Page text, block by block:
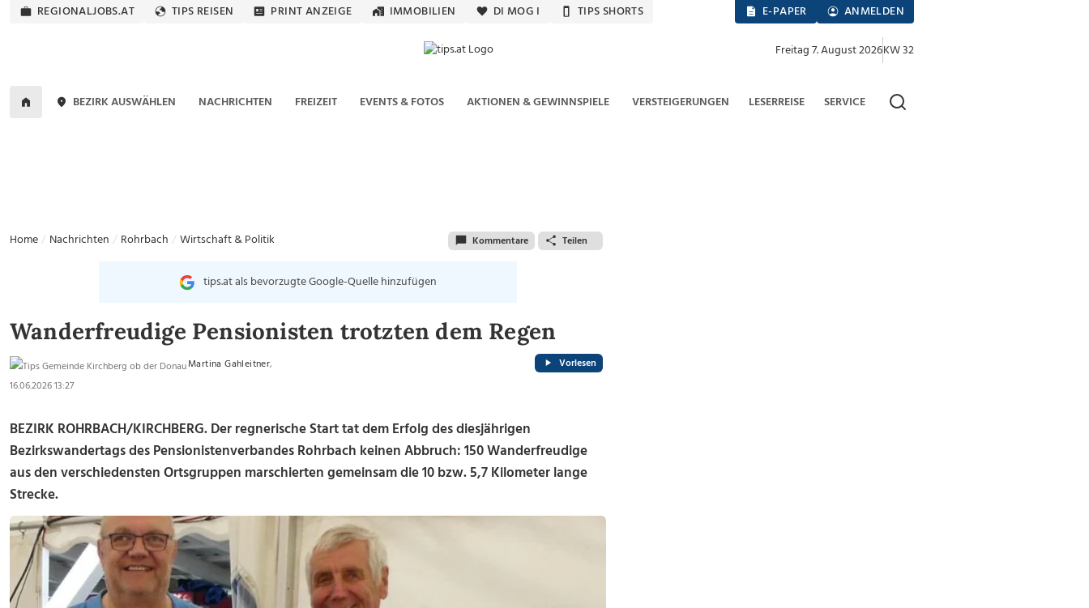
REGIONALJOBS.AT TIPS REISEN PRINT ANZEIGE IMMOBILIEN DI MOG I TIPS SHORTS E-PAPER ANMELDEN
Freitag 7. August 2026KW 32
BEZIRK AUSWÄHLEN NACHRICHTEN FREIZEIT EVENTS & FOTOS AKTIONEN & GEWINNSPIELE VERSTEIGERUNGEN LESERREISE SERVICE
Home Nachrichten Rohrbach Wirtschaft & Politik Kommentare Teilen
tips.at als bevorzugte Google-Quelle hinzufügen
Wanderfreudige Pensionisten trotzten dem Regen
Martina Gahleitner,
16.06.2026 13:27
Vorlesen
BEZIRK ROHRBACH/KIRCHBERG. Der regnerische Start tat dem Erfolg des diesjährigen
Bezirkswandertags des Pensionistenverbandes Rohrbach keinen Abbruch: 150 Wanderfreudige
aus den verschiedensten Ortsgruppen marschierten gemeinsam die 10 bzw. 5,7 Kilometer lange
Strecke.